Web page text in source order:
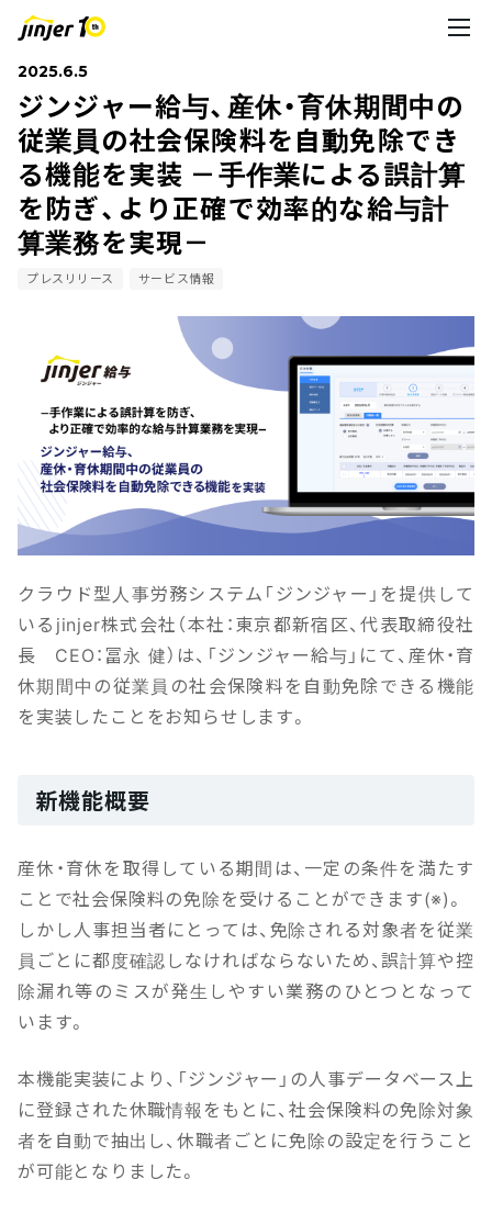
2025.6.5
ジンジャー給与、産休・育休期間中の
従業員の社会保険料を自動免除でき
る機能を実装 －手作業による誤計算
を防ぎ、より正確で効率的な給与計
算業務を実現－
プレスリリース サービス情報
クラウド型人事労務システム「ジンジャー」を提供して
いるjinjer株式会社（本社：東京都新宿区、代表取締役社
長 CEO：冨永 健）は、「ジンジャー給与」にて、産休・育
休期間中の従業員の社会保険料を自動免除できる機能
を実装したことをお知らせします。
新機能概要
産休・育休を取得している期間は、一定の条件を満たす
ことで社会保険料の免除を受けることができます(※)。
しかし人事担当者にとっては、免除される対象者を従業
員ごとに都度確認しなければならないため、誤計算や控
除漏れ等のミスが発生しやすい業務のひとつとなって
います。
本機能実装により、「ジンジャー」の人事データベース上
に登録された休職情報をもとに、社会保険料の免除対象
者を自動で抽出し、休職者ごとに免除の設定を行うこと
が可能となりました。